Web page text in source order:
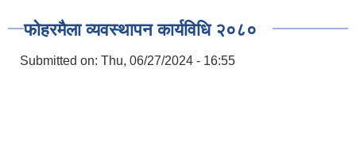
फोहरमैला व्यवस्थापन कार्यविधि २०८०
Submitted on: Thu, 06/27/2024 - 16:55